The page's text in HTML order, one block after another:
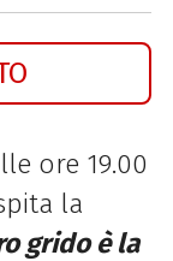
ore 19.00
la
grido è la